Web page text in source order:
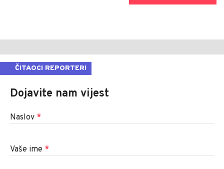
ČITAOCI REPORTERI
Dojavite nam vijest
Naslov *
Vaše ime *